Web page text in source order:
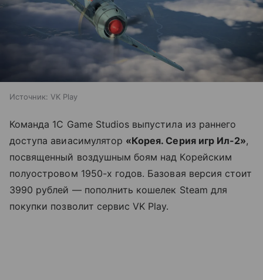
Источник: VK Play
Команда 1С Game Studios выпустила из раннего
доступа авиасимулятор «Корея. Серия игр Ил-2»,
посвященный воздушным боям над Корейским
полуостровом 1950-х годов. Базовая версия стоит
3990 рублей — пополнить кошелек Steam для
покупки позволит сервис VK Play.